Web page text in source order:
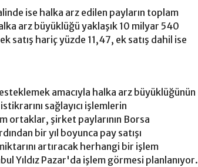
ise halka arz edilen payların toplam
arz büyüklüğü yaklaşık 10 milyar 540
satış hariç yüzde 11,47, ek satış dahil ise
amacıyla halka arz büyüklüğünün
sağlayıcı işlemlerin
ortaklar, şirket paylarının Borsa
bir yıl boyunca pay satışı
artıracak herhangi bir işlem
Yıldız Pazar'da işlem görmesi planlanıyor.